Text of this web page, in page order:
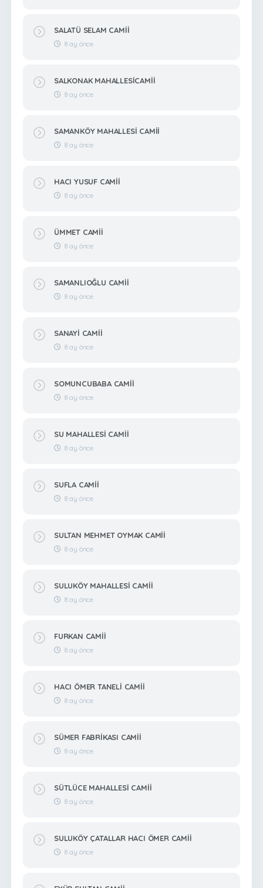
SALATÜ SELAM CAMİİ
8 ay önce
SALKONAK MAHALLESİCAMİİ
8 ay önce
SAMANKÖY MAHALLESİ CAMİİ
8 ay önce
HACI YUSUF CAMİİ
8 ay önce
ÜMMET CAMİİ
8 ay önce
SAMANLIOĞLU CAMİİ
8 ay önce
SANAYİ CAMİİ
8 ay önce
SOMUNCUBABA CAMİİ
8 ay önce
SU MAHALLESİ CAMİİ
8 ay önce
SUFLA CAMİİ
8 ay önce
SULTAN MEHMET OYMAK CAMİİ
8 ay önce
SULUKÖY MAHALLESİ CAMİİ
8 ay önce
FURKAN CAMİİ
8 ay önce
HACI ÖMER TANELİ CAMİİ
8 ay önce
SÜMER FABRİKASI CAMİİ
8 ay önce
SÜTLÜCE MAHALLESİ CAMİİ
8 ay önce
SULUKÖY ÇATALLAR HACI ÖMER CAMİİ
8 ay önce